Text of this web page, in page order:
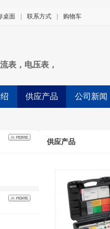
桌面 联系方式 购物车
表，电压表，
供应产品 公司新闻
供应产品